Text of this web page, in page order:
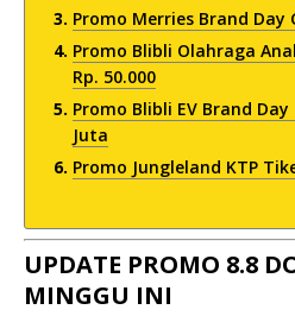
Promo Merries Brand Day
Promo Blibli Olahraga
Rp. 50.000
Promo Blibli EV Brand
Juta
Promo Jungleland KTP
UPDATE PROMO 8.8
MINGGU INI